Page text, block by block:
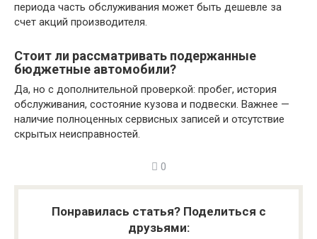
периода часть обслуживания может быть дешевле за
счет акций производителя.
Стоит ли рассматривать подержанные
бюджетные автомобили?
Да, но с дополнительной проверкой: пробег, история
обслуживания, состояние кузова и подвески. Важнее —
наличие полноценных сервисных записей и отсутствие
скрытых неисправностей.
0
Понравилась статья? Поделиться с
друзьями: